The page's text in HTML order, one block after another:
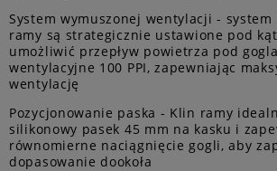
System wymuszonej wentylacji -
ramy są strategicznie ustawione pod
umożliwić przepływ powietrza pod
wentylacyjne 100 PPI, zapewniając
wentylację
Pozycjonowanie paska - Klin ramy
silikonowy pasek 45 mm na kasku i
równomierne naciągnięcie gogli, aby
dopasowanie dookoła